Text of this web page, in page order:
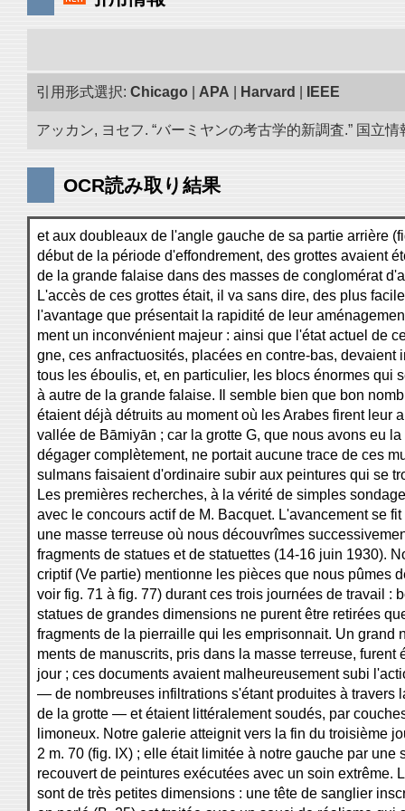
引用形式選択: Chicago APA Harvard IEEE
アッカン, ヨセフ. “バーミヤンの考古学的新調査.” 国立
OCR読み取り結果
et aux doubleaux de l'angle gauche de sa partie arrière
début de la période d'effondrement, des grottes avaient
de la grande falaise dans des masses de conglomérat
L'accès de ces grottes était, il va sans dire, des plus
l'avantage que présentait la rapidité de leur
ment un inconvénient majeur : ainsi que l'état actuel de
gne, ces anfractuosités, placées en contre-bas, devaient
tous les éboulis, et, en particulier, les blocs énormes qui
à autre de la grande falaise. Il semble bien que bon
étaient déjà détruits au moment où les Arabes firent leur
vallée de Bāmiyān ; car la grotte G, que nous avons eu
dégager complètement, ne portait aucune trace de ces
sulmans faisaient d'ordinaire subir aux peintures qui se
Les premières recherches, à la vérité de simples
avec le concours actif de M. Bacquet. L'avancement se
une masse terreuse où nous découvrîmes
fragments de statues et de statuettes (14-16 juin 1930).
criptif (Ve partie) mentionne les pièces que nous pûmes
voir fig. 71 à fig. 77) durant ces trois journées de travail :
statues de grandes dimensions ne purent être retirées
fragments de la pierraille qui les emprisonnait. Un grand
ments de manuscrits, pris dans la masse terreuse, furent
jour ; ces documents avaient malheureusement subi
— de nombreuses infiltrations s'étant produites à travers
de la grotte — et étaient littéralement soudés, par
limoneux. Notre galerie atteignit vers la fin du troisième
2 m. 70 (fig. IX) ; elle était limitée à notre gauche par une
recouvert de peintures exécutées avec un soin extrême.
sont de très petites dimensions : une tête de sanglier